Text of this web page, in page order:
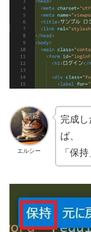
エルシー
完成
ば、
「保